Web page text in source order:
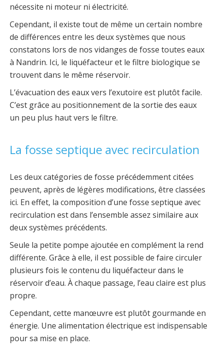
nécessite ni moteur ni électricité.
Cependant, il existe tout de même un certain nombre
de différences entre les deux systèmes que nous
constatons lors de nos vidanges de fosse toutes eaux
à Nandrin. Ici, le liquéfacteur et le filtre biologique se
trouvent dans le même réservoir.
L’évacuation des eaux vers l’exutoire est plutôt facile.
C’est grâce au positionnement de la sortie des eaux
un peu plus haut vers le filtre.
La fosse septique avec recirculation
Les deux catégories de fosse précédemment citées
peuvent, après de légères modifications, être classées
ici. En effet, la composition d’une fosse septique avec
recirculation est dans l’ensemble assez similaire aux
deux systèmes précédents.
Seule la petite pompe ajoutée en complément la rend
différente. Grâce à elle, il est possible de faire circuler
plusieurs fois le contenu du liquéfacteur dans le
réservoir d’eau. À chaque passage, l’eau claire est plus
propre.
Cependant, cette manœuvre est plutôt gourmande en
énergie. Une alimentation électrique est indispensable
pour sa mise en place.